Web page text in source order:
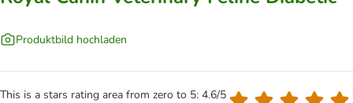
Produktbild hochladen
This is a stars rating area from zero to 5: 4.6/5